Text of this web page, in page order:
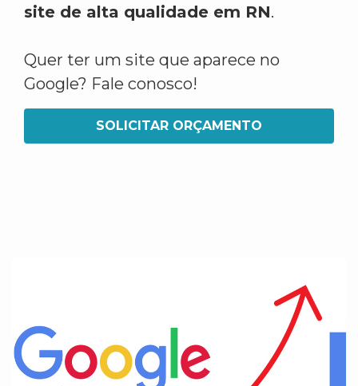
site de alta qualidade em RN.
Quer ter um site que aparece no
Google? Fale conosco!
SOLICITAR ORÇAMENTO